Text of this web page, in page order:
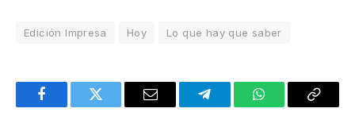
Edición Impresa Hoy Lo que hay que saber
FacebookTwitter Email TelegramWhatsAppCopy